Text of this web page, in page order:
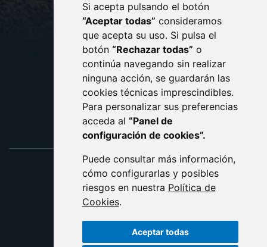
Si acepta pulsando el botón
“Aceptar todas” consideramos
que acepta su uso. Si pulsa el
botón “Rechazar todas” o
continúa navegando sin realizar
ninguna acción, se guardarán las
cookies técnicas imprescindibles.
Para personalizar sus preferencias
acceda al “Panel de
configuración de cookies”.
Puede consultar más información,
cómo configurarlas y posibles
riesgos en nuestra Política de
Cookies.
Aceptar todas
CONTACTO
AVISO LEGAL
PROTECCIÓN DE DATOS
POLÍTICA DE COOKIES
ACCESIBILIDAD
ENLACE EXTERNO AL